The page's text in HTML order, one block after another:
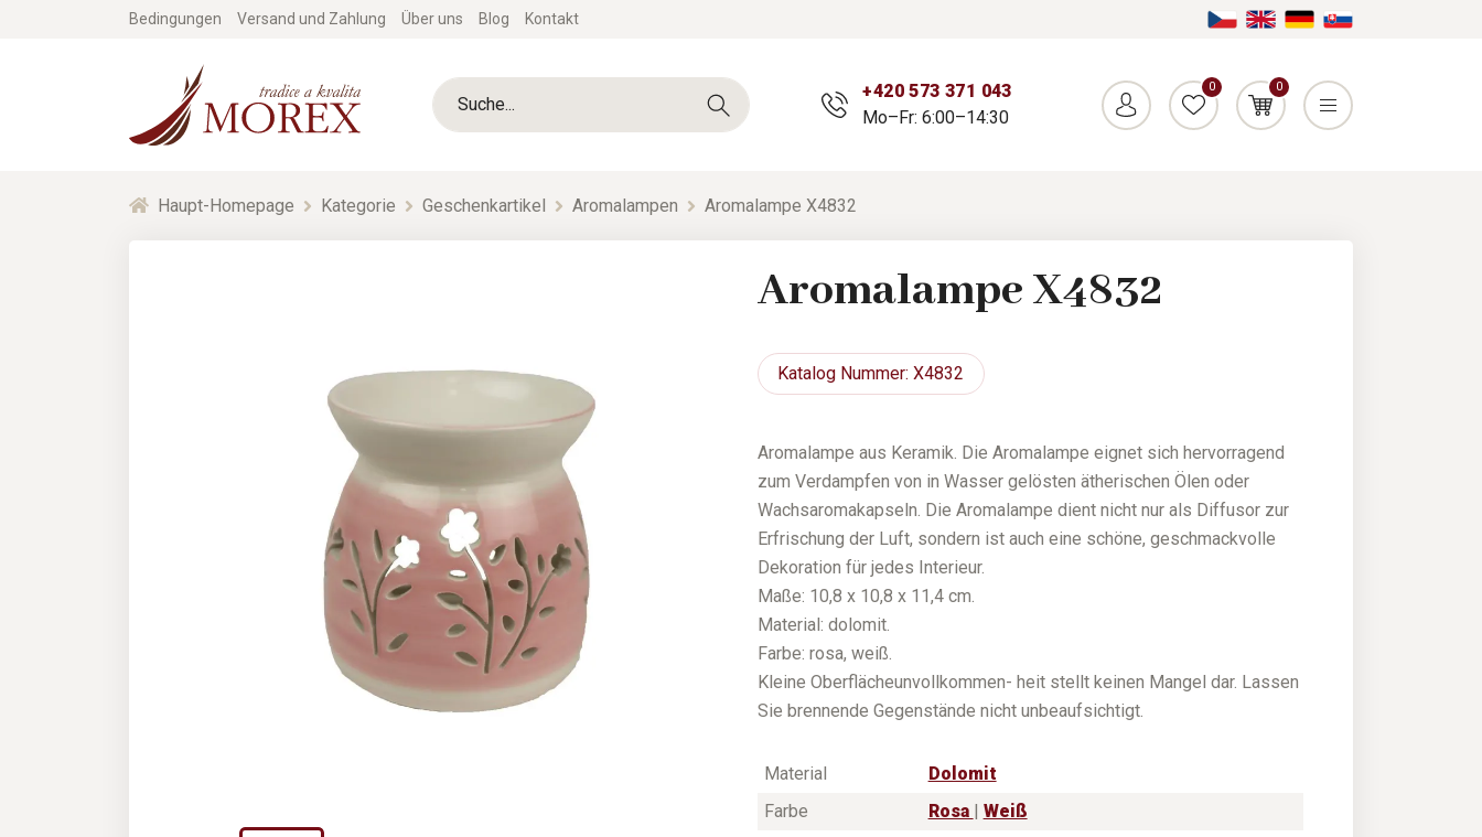
Bedingungen Versand und Zahlung Über uns Blog Kontakt
+420 573 371 043
Mo–Fr: 6:00–14:30
0 0
Haupt-Homepage Kategorie Geschenkartikel Aromalampen Aromalampe X4832
Aromalampe X4832
Katalog Nummer: X4832
Aromalampe aus Keramik. Die Aromalampe eignet sich hervorragend
zum Verdampfen von in Wasser gelösten ätherischen Ölen oder
Wachsaromakapseln. Die Aromalampe dient nicht nur als Diffusor zur
Erfrischung der Luft, sondern ist auch eine schöne, geschmackvolle
Dekoration für jedes Interieur.
Maße: 10,8 x 10,8 x 11,4 cm.
Material: dolomit.
Farbe: rosa, weiß.
Kleine Oberflächeunvollkommen- heit stellt keinen Mangel dar. Lassen
Sie brennende Gegenstände nicht unbeaufsichtigt.
Material
Dolomit
Farbe
Rosa
Weiß